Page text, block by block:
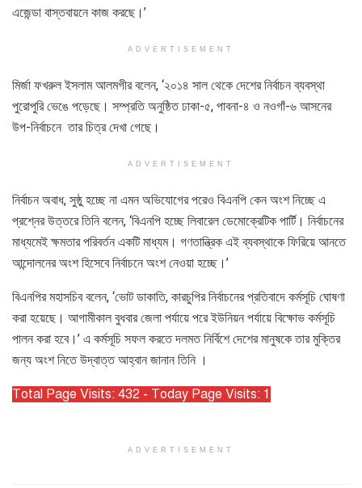
এজেন্ডা বাস্তবায়নে কাজ করছে।’
ADVERTISEMENT
মির্জা ফখরুল ইসলাম আলমগীর বলেন, ‘২০১৪ সাল থেকে দেশের নির্বাচন ব্যবস্থা
পুরোপুরি ভেঙে পড়েছে। সম্প্রতি অনুষ্ঠিত ঢাকা-৫, পাবনা-৪ ও নওগাঁ-৬ আসনের
উপ-নির্বাচনে তার চিত্র দেখা গেছে।
ADVERTISEMENT
নির্বাচন অবাধ, সুষ্ঠু হচ্ছে না এমন অভিযোগের পরেও বিএনপি কেন অংশ নিচ্ছে এ
প্রশ্নের উত্তরে তিনি বলেন, ‘বিএনপি হচ্ছে লিবারেল ডেমোক্রেটিক পার্টি। নির্বাচনের
মাধ্যমেই ক্ষমতার পরিবর্তন একটি মাধ্যম। গণতান্ত্রিক এই ব্যবস্থাকে ফিরিয়ে আনতে
আন্দোলনের অংশ হিসেবে নির্বাচনে অংশ নেওয়া হচ্ছে।’
বিএনপির মহাসচিব বলেন, ‘ভোট ডাকাতি, কারচুপির নির্বাচনের প্রতিবাদে কর্মসূচি ঘোষণা
করা হয়েছে। আগামীকাল বুধবার জেলা পর্যায়ে পরে ইউনিয়ন পর্যায়ে বিক্ষোভ কর্মসূচি
পালন করা হবে।’ এ কর্মসূচি সফল করতে দলমত নির্বিশে দেশের মানুষকে তার মুক্তির
জন্য অংশ নিতে উদ্বাত্ত আহ্বান জানান তিনি ।
Total Page Visits: 432 - Today Page Visits: 1
ADVERTISEMENT